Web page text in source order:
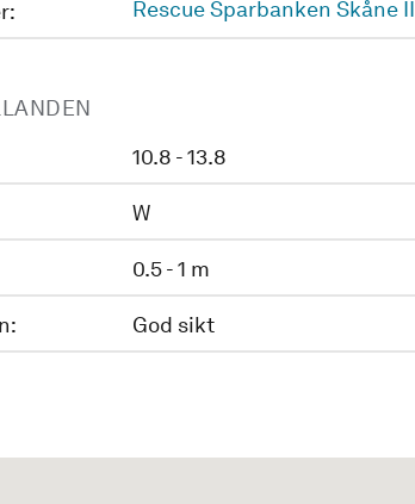
Rescue Sparbanken Skåne II
10.8 - 13.8
W
0.5 - 1 m
God sikt